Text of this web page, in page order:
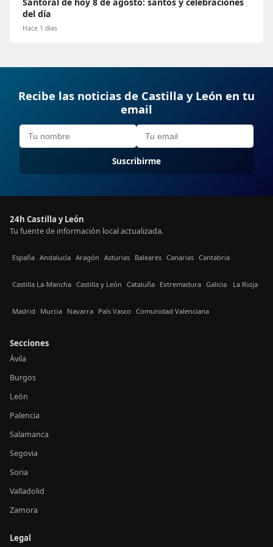
del día
Hace 1 días
Recibe las noticias de Castilla y León en tu
email
Suscribirme
24h Castilla y León
Tu fuente de información local actualizada.
España Andalucía Aragón Asturias Baleares Canarias Cantabria
Castilla La-Mancha Castilla y León Cataluña Extremadura Galicia La Rioja
Madrid Murcia Navarra País Vasco Comunidad Valenciana
Secciones
Ávila
Burgos
León
Palencia
Salamanca
Segovia
Soria
Valladolid
Zamora
Legal